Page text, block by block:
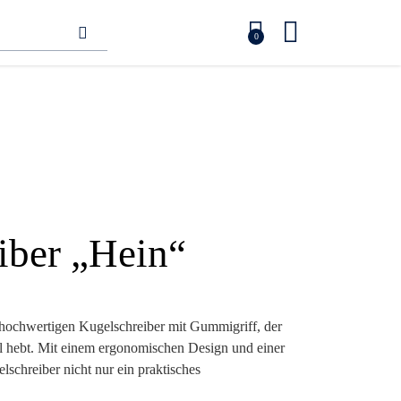
0
„Hein“
Kugelschreiber mit Gummigriff, der
Mit einem ergonomischen Design und einer
nicht nur ein praktisches
stilvoller Imageträger. Dank der vielseitigen